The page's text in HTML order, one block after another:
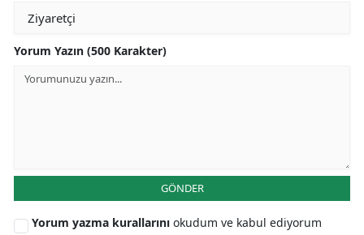
Yorum Yazın (500 Karakter)
GÖNDER
Yorum yazma kurallarını okudum ve kabul ediyorum